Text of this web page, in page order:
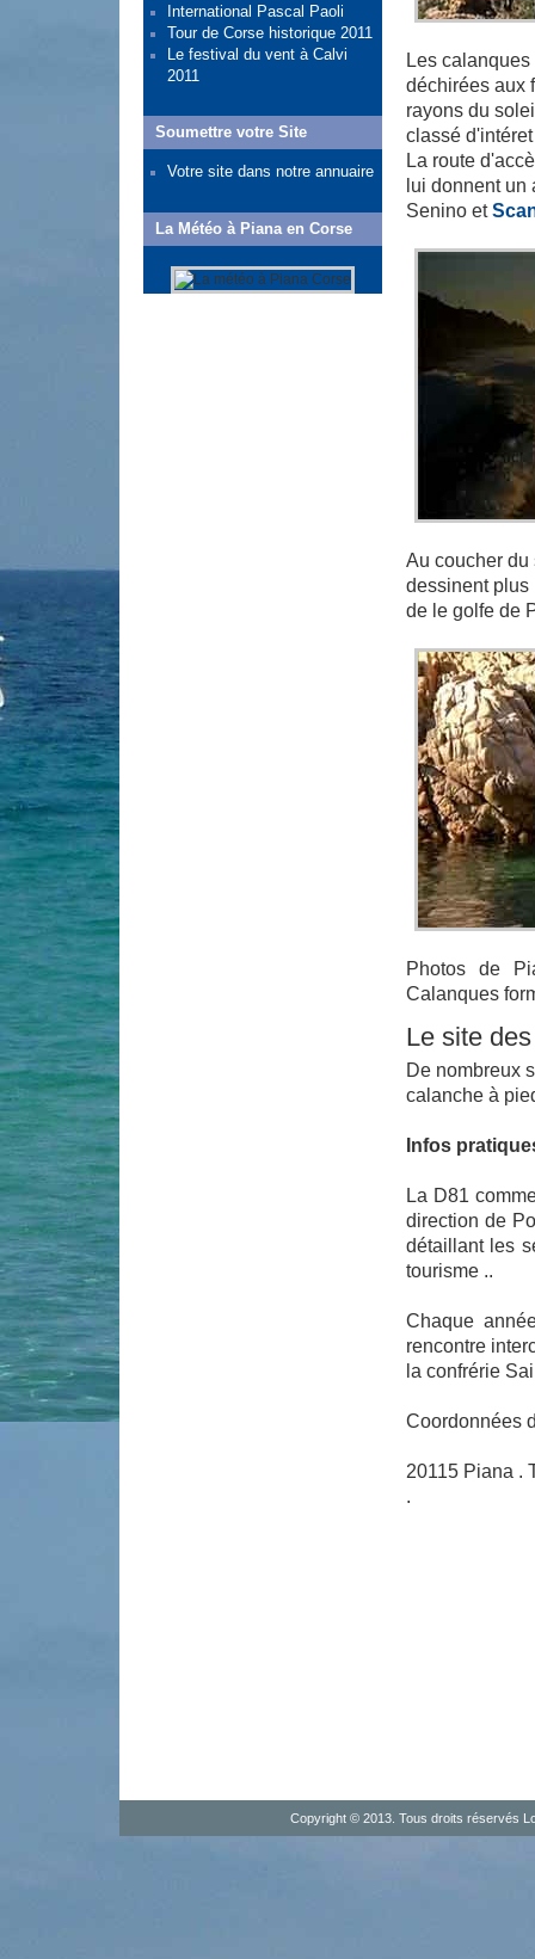
Les calanques
déchirées aux
rayons du
classé
La route
lui donnent
Senino et
Au coucher du
dessinent plus
de le golfe de
Photos de
Calanques
Le site
De nombreux
calanche à
Infos
La D81
direction de
détaillant les
tourisme ..
Chaque
rencontre
la confrérie
Coordonnées
20115 Piana .
.
International Pascal Paoli
Tour de Corse historique 2011
Le festival du vent à Calvi
2011
Soumettre votre Site
Votre site dans notre annuaire
La Météo à Piana en Corse
Copyright © 2013. Tous droits réservés